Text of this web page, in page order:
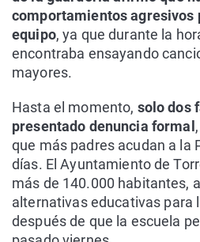
comportamientos agresivos
equipo, ya que durante la
encontraba ensayando
mayores.
Hasta el momento, solo dos
presentado denuncia formal
que más padres acudan a la
días. El Ayuntamiento de
más de 140.000 habitantes,
alternativas educativas para
después de que la escuela